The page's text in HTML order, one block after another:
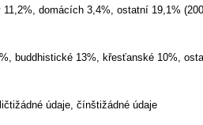
domácích 3,4%, ostatní 19,1%
buddhistické 13%, křesťanské 10%,
údaje, čínštižádné údaje